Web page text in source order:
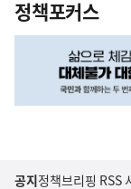
정책포커스
공지정책브리핑 RSS